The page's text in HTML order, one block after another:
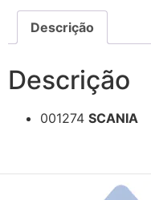
Descrição
Descrição
001274 SCANIA